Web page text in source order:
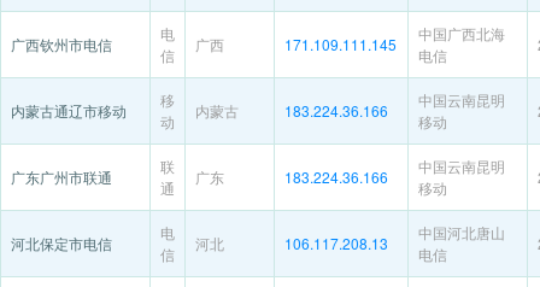
广西钦州市电信
电
信
广西 171.109.111.145
中国广西北海
电信
内蒙古通辽市移动
移
动
内蒙古 183.224.36.166
中国云南昆明
移动
广东广州市联通
联
通
广东 183.224.36.166
中国云南昆明
移动
河北保定市电信
电
信
河北 106.117.208.13
中国河北唐山
电信